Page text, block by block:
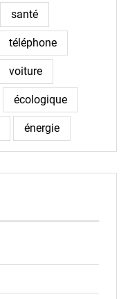
santé
téléphone
voiture
écologique
énergie